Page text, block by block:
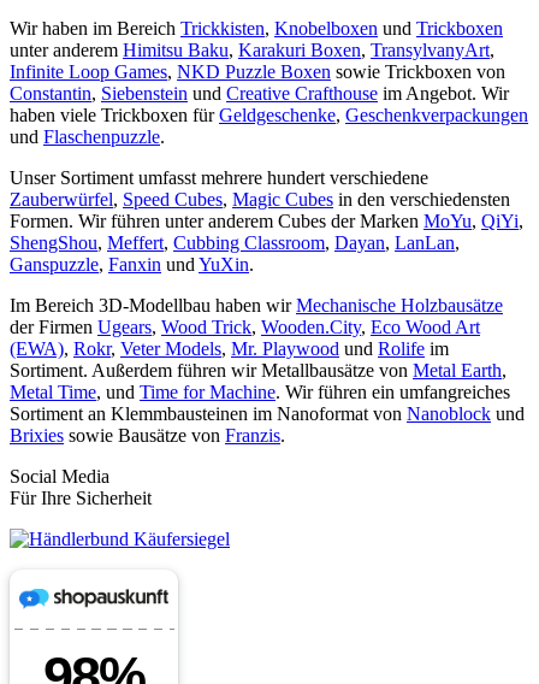
Wir haben im Bereich Trickkisten, Knobelboxen und Trickboxen
unter anderem Himitsu Baku, Karakuri Boxen, TransylvanyArt,
Infinite Loop Games, NKD Puzzle Boxen sowie Trickboxen von
Constantin, Siebenstein und Creative Crafthouse im Angebot. Wir
haben viele Trickboxen fürGeldgeschenke, Geschenkverpackungen
und Flaschenpuzzle.
Unser Sortiment umfasst mehrere hundert verschiedene
Zauberwürfel, Speed Cubes, Magic Cubes in den verschiedensten
Formen. Wir führen unter anderem Cubes der Marken MoYu, QiYi,
ShengShou, Meffert, Cubbing Classroom, Dayan, LanLan,
Ganspuzzle, Fanxin und YuXin.
Im Bereich 3D-Modellbau haben wirMechanische Holzbausätze
der Firmen Ugears, Wood Trick, Wooden.City, Eco Wood Art
(EWA), Rokr, Veter Models, Mr. Playwood und Rolife im
Sortiment. Außerdem führen wir Metallbausätze von Metal Earth,
Metal Time, und Time for Machine. Wir führen ein umfangreiches
Sortiment an Klemmbausteinen im Nanoformat von Nanoblock und
Brixies sowie Bausätze von Franzis.
Social Media
Für Ihre Sicherheit